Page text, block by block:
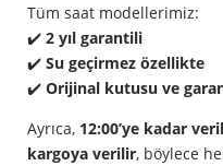
Tüm saat modellerimiz:
✔️ 2 yıl garantili
✔️ Su geçirmez özellikte
✔️ Orijinal kutusu ve
Ayrıca, 12:00’ye kadar
kargoya verilir, böylece